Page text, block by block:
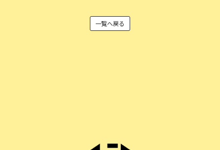
一覧へ戻る